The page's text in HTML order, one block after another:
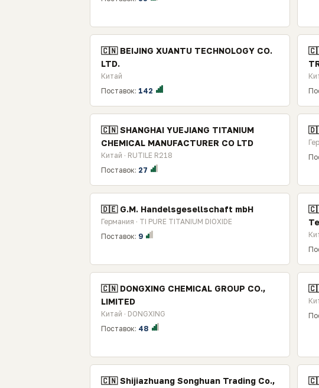
🇨🇳 BEIJING XUANTU TECHNOLOGY CO.
LTD.
Китай
Поставок: 142
🇨🇳 SHANGHAI YUEJIANG TITANIUM
CHEMICAL MANUFACTURER CO LTD
Китай · RUTILE R218
Поставок: 27
🇩🇪 G.M. Handelsgesellschaft mbH
Германия · TI PURE TITANIUM DIOXIDE
Поставок: 9
🇨🇳 DONGXING CHEMICAL GROUP CO.,
LIMITED
Китай · DONGXING
Поставок: 48
🇨🇳 Shijiazhuang Songhuan Trading Co.,